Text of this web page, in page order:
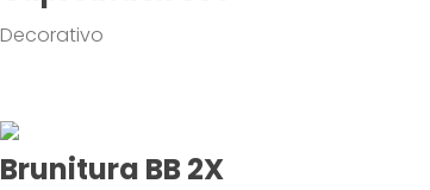
Decorativo
Brunitura BB 2X